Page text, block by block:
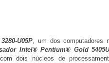
U05P, um dos computadores
Intel® Pentium® Gold
dois núcleos de